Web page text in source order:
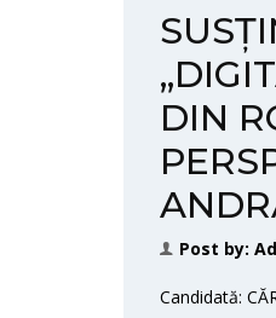
DIN
Post by:
Candidată: